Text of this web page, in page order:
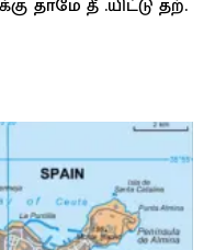
தாமே தீ .யிட்டு தற்.